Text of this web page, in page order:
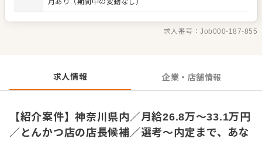
月あり（期間中の変動なし）
求人番号：Job000-187-855
求人情報 企業・店舗情報
【紹介案件】神奈川県内／月給26.8万～33.1万円
／とんかつ店の店長候補／選考～内定まで、あな